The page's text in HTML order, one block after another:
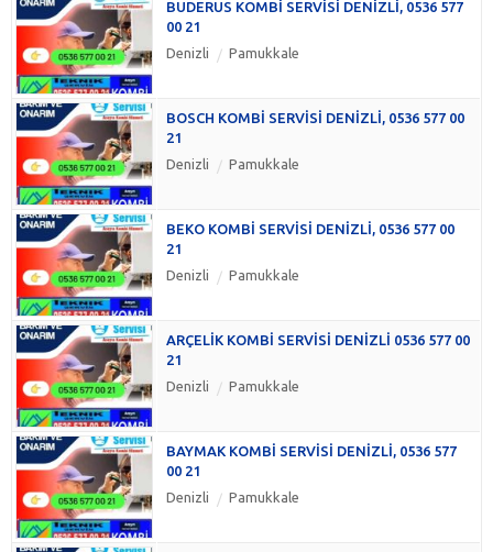
BUDERUS KOMBİ SERVİSİ DENİZLİ, 0536 577
00 21
Denizli
Pamukkale
BOSCH KOMBİ SERVİSİ DENİZLİ, 0536 577 00
21
Denizli
Pamukkale
BEKO KOMBİ SERVİSİ DENİZLİ, 0536 577 00
21
Denizli
Pamukkale
ARÇELİK KOMBİ SERVİSİ DENİZLİ 0536 577 00
21
Denizli
Pamukkale
BAYMAK KOMBİ SERVİSİ DENİZLİ, 0536 577
00 21
Denizli
Pamukkale